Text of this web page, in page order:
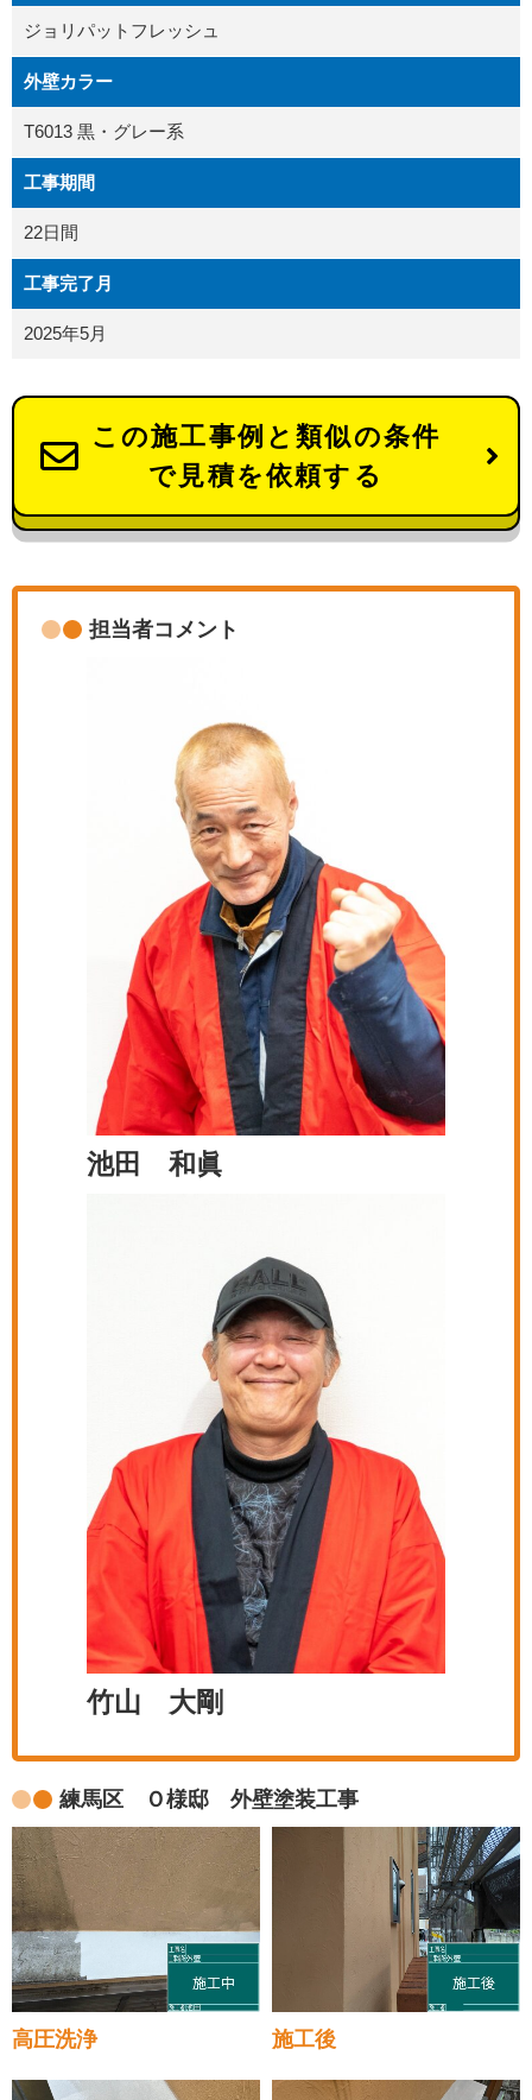
ジョリパットフレッシュ
外壁カラー
T6013 黒・グレー系
工事期間
22日間
工事完了月
2025年5月
この施工事例と類似の条件
で見積を依頼する
担当者コメント
池田 和眞
竹山 大剛
練馬区 Ｏ様邸 外壁塗装工事
高圧洗浄 施工後